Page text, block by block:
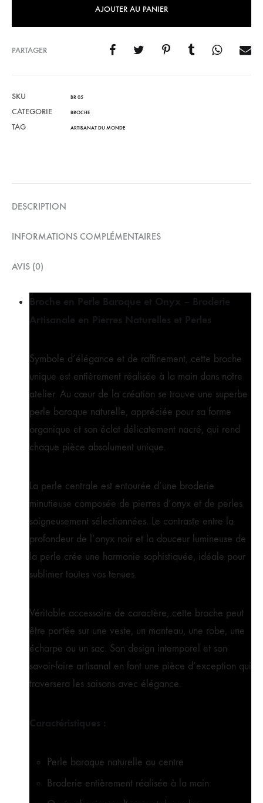
AJOUTER AU PANIER
PARTAGER
SKU BR 05
CATEGORIE BROCHE
TAG ARTISANAT DU MONDE
DESCRIPTION
INFORMATIONS COMPLÉMENTAIRES
AVIS (0)
Broche en Perle Baroque et Onyx – Broderie
Artisanale en Pierres Naturelles et Perles
Symbole d’élégance et de raffinement, cette broche
unique est entièrement réalisée à la main dans notre
atelier. Au cœur de la création se trouve une superbe
perle baroque naturelle, appréciée pour sa forme
organique et son éclat délicatement nacré, qui rend
chaque pièce absolument unique.
La perle centrale est entourée d’une broderie
minutieuse composée de pierres d’onyx et de perles
soigneusement sélectionnées. Le contraste entre la
profondeur de l’onyx noir et la douceur lumineuse de
la perle crée une harmonie sophistiquée, idéale pour
sublimer toutes vos tenues.
Véritable accessoire de caractère, cette broche peut
être portée sur une veste, un manteau, une robe, une
écharpe ou un sac. Son design intemporel et son
savoir-faire artisanal en font une pièce d’exception qui
traversera les saisons avec élégance.
Caractéristiques :
Perle baroque naturelle au centre
Broderie entièrement réalisée à la main